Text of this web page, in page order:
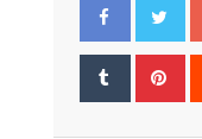
Tumblr